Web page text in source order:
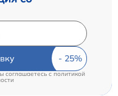
соглашаетесь cполитикой